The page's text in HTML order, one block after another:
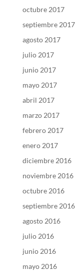
octubre 2017
septiembre 2017
agosto 2017
julio 2017
junio 2017
mayo 2017
abril 2017
marzo 2017
febrero 2017
enero 2017
diciembre 2016
noviembre 2016
octubre 2016
septiembre 2016
agosto 2016
julio 2016
junio 2016
mayo 2016